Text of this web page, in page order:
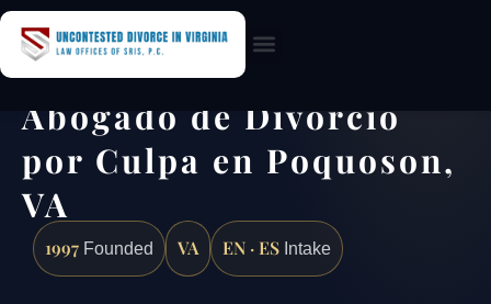
Abogado de Divorcio
por Culpa en Poquoson,
VA
1997 Founded VA EN · ES Intake